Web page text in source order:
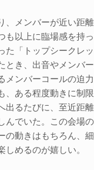
、メンバーが近い距
も以上に臨場感を持
た「トップシークレ
とき、出音やメンバ
メンバーコールの迫
、ある程度動きに制
出るたびに、至近距
でいた。この会場の
の動きはもちろん、
めるのが嬉しい。